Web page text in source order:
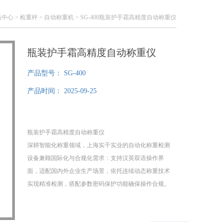
中心 > 检重秤 > 自动称重机 > SG-400瓶装护手霜高精度自动称重仪
瓶装护手霜高精度自动称重仪
产品型号： SG-400
产品时间： 2025-09-25
瓶装护手霜高精度自动称重仪
深耕智能化称重领域，上海实干实业的自动化称重检测
设备兼顾国际化与合规化需求：支持汉英双语操作界
面，适配国内外企业生产场景，依托连续动态称重技术
实现精准检测，搭配参数密码保护功能确保操作合规。